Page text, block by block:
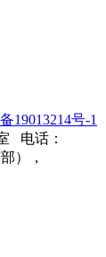
19013214号-1
电话：
），